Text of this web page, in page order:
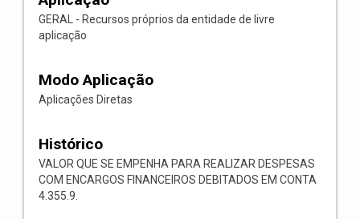
GERAL - Recursos próprios da entidade de livre
aplicação
Modo Aplicação
Aplicações Diretas
Histórico
VALOR QUE SE EMPENHA PARA REALIZAR DESPESAS
COM ENCARGOS FINANCEIROS DEBITADOS EM CONTA
4.355.9.